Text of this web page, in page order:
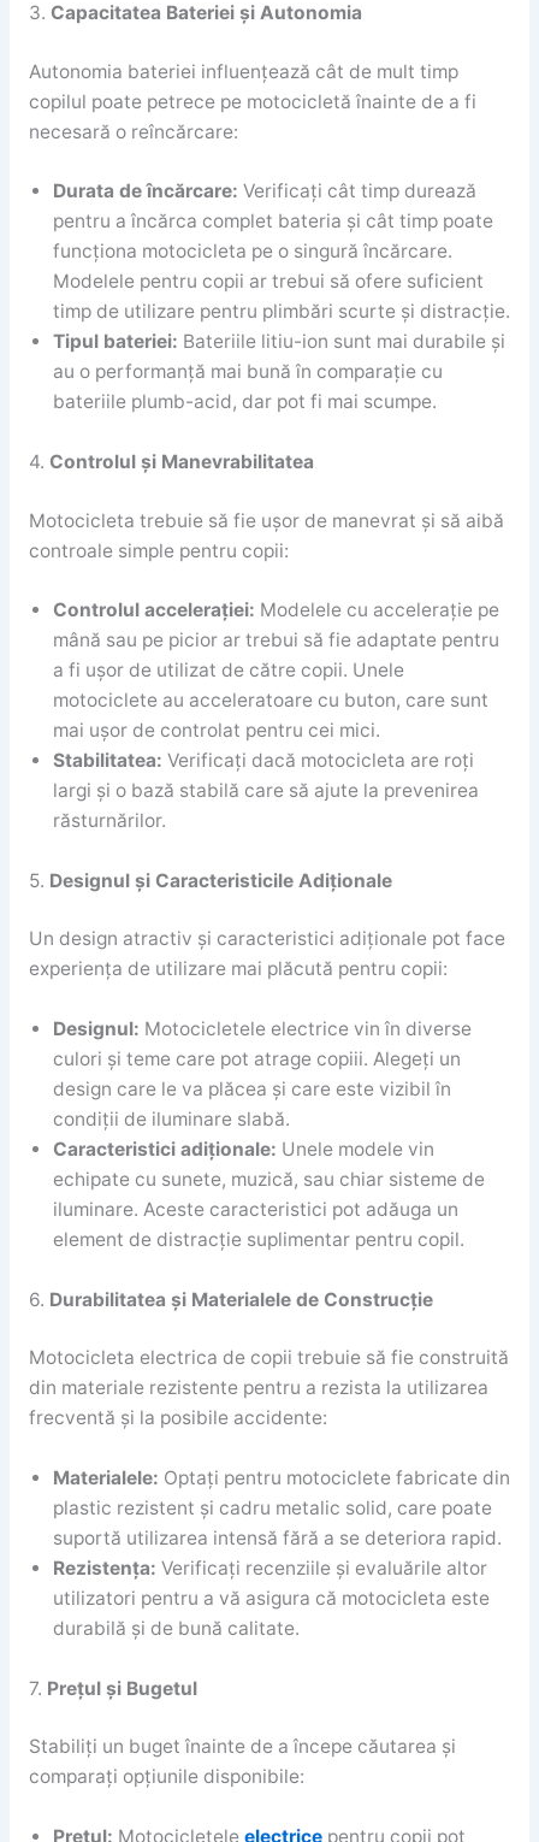
3. Capacitatea Bateriei și Autonomia
Autonomia bateriei influențează cât de mult timp
copilul poate petrece pe motocicletă înainte de a fi
necesară o reîncărcare:
Durata de încărcare: Verificați cât timp durează
pentru a încărca complet bateria și cât timp poate
funcționa motocicleta pe o singură încărcare.
Modelele pentru copii ar trebui să ofere suficient
timp de utilizare pentru plimbări scurte și distracție.
Tipul bateriei: Bateriile litiu-ion sunt mai durabile și
au o performanță mai bună în comparație cu
bateriile plumb-acid, dar pot fi mai scumpe.
4. Controlul și Manevrabilitatea
Motocicleta trebuie să fie ușor de manevrat și să aibă
controale simple pentru copii:
Controlul accelerației: Modelele cu accelerație pe
mână sau pe picior ar trebui să fie adaptate pentru
a fi ușor de utilizat de către copii. Unele
motociclete au acceleratoare cu buton, care sunt
mai ușor de controlat pentru cei mici.
Stabilitatea: Verificați dacă motocicleta are roți
largi și o bază stabilă care să ajute la prevenirea
răsturnărilor.
5. Designul și Caracteristicile Adiționale
Un design atractiv și caracteristici adiționale pot face
experiența de utilizare mai plăcută pentru copii:
Designul: Motocicletele electrice vin în diverse
culori și teme care pot atrage copiii. Alegeți un
design care le va plăcea și care este vizibil în
condiții de iluminare slabă.
Caracteristici adiționale: Unele modele vin
echipate cu sunete, muzică, sau chiar sisteme de
iluminare. Aceste caracteristici pot adăuga un
element de distracție suplimentar pentru copil.
6. Durabilitatea și Materialele de Construcție
Motocicleta electrica de copii trebuie să fie construită
din materiale rezistente pentru a rezista la utilizarea
frecventă și la posibile accidente:
Materialele: Optați pentru motociclete fabricate din
plastic rezistent și cadru metalic solid, care poate
suportă utilizarea intensă fără a se deteriora rapid.
Rezistența: Verificați recenziile și evaluările altor
utilizatori pentru a vă asigura că motocicleta este
durabilă și de bună calitate.
7. Prețul și Bugetul
Stabiliți un buget înainte de a începe căutarea și
comparați opțiunile disponibile:
Prețul: Motocicletele electricepentru copii pot